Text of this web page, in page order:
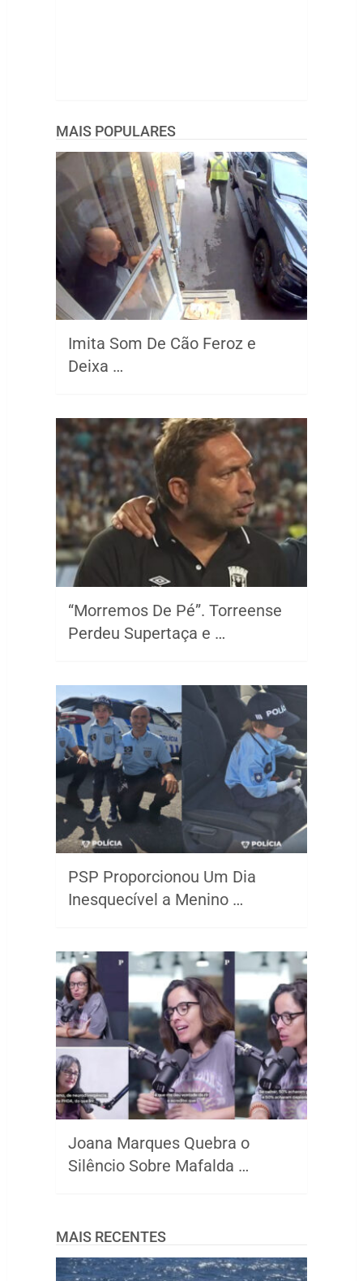
MAIS POPULARES
Imita Som De Cão Feroz e
Deixa …
“Morremos De Pé”. Torreense
Perdeu Supertaça e …
PSP Proporcionou Um Dia
Inesquecível a Menino …
Joana Marques Quebra o
Silêncio Sobre Mafalda …
MAIS RECENTES